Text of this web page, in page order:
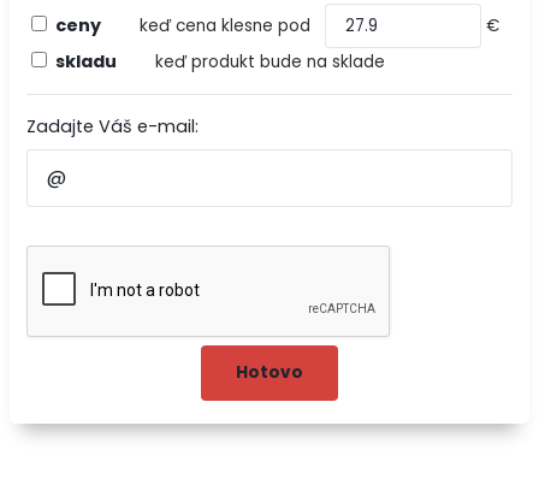
ceny
keď cena klesne pod €
skladu keď produkt bude na sklade
Zadajte Váš e-mail: